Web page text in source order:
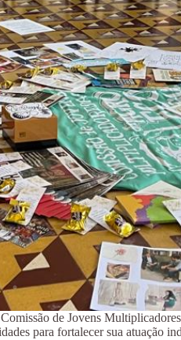
de Jovens
para fortalecer sua atuação